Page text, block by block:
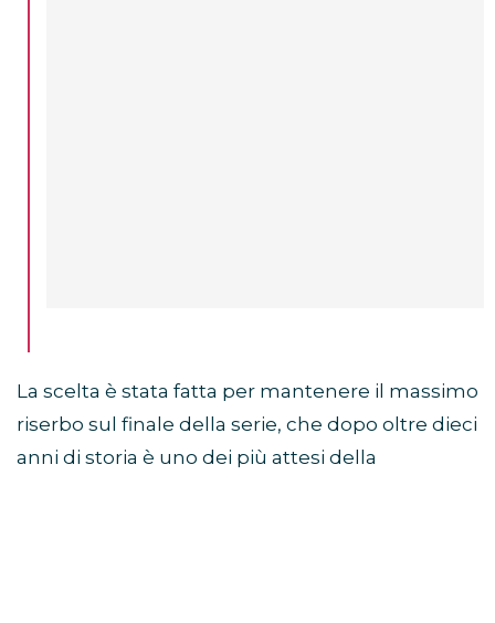
La scelta è stata fatta per mantenere il massimo
riserbo sul finale della serie, che dopo oltre dieci
anni di storia è uno dei più attesi della